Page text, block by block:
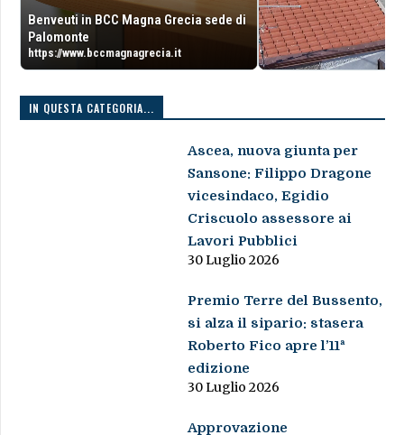
Benveuti in BCC Magna Grecia sede di
Palomonte
https://www.bccmagnagrecia.it
IN QUESTA CATEGORIA...
Ascea, nuova giunta per
Sansone: Filippo Dragone
vicesindaco, Egidio
Criscuolo assessore ai
Lavori Pubblici
30 Luglio 2026
Premio Terre del Bussento,
si alza il sipario: stasera
Roberto Fico apre l’11ª
edizione
30 Luglio 2026
Approvazione